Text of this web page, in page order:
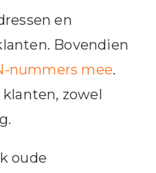
en
Bovendien
nummers mee.
zowel
oude